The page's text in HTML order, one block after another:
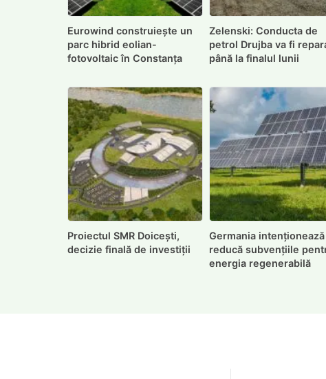
Eurowind construiește un
parc hibrid eolian-
fotovoltaic în Constanța
Zelenski: Conducta de
petrol Drujba va fi
până la finalul lunii
Proiectul SMR Doicești,
decizie finală de investiții
Germania intenționează
reducă subvențiile
energia regenerabilă